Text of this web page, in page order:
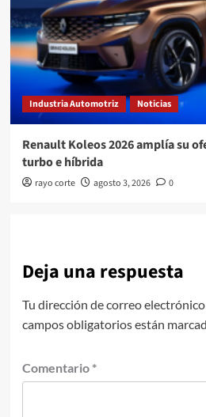
Industria Automotriz Noticias
Renault Koleos 2026 amplía su
turbo e híbrida
rayo corte agosto 3, 2026 0
Deja una respuesta
Tu dirección de correo
campos obligatorios están
Comentario *